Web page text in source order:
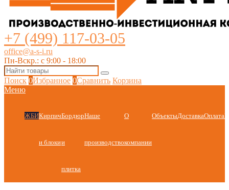
+7 (499) 117-03-05
office@a-s-i.ru
Пн-Вскр.: c 9:00 - 18:00
Поиск 0Избранное 0Сравнить Корзина
Меню
ЖБИКирпич
и блоки
Бордюр
и
плитка
Наше
производство
О
компании
ОбъектыДоставкаОплата